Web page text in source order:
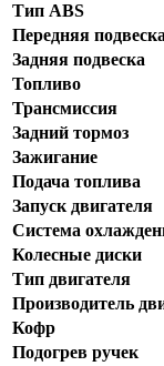
Тип ABS
Передняя подвеска
Задняя подвеска
Топливо
Трансмиссия
Задний тормоз
Зажигание
Подача топлива
Запуск двигателя
Система
Колесные диски
Тип двигателя
Производитель
Кофр
Подогрев ручек